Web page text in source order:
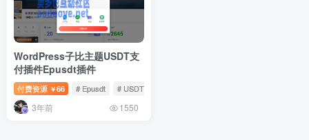
WordPress子比主题USDT支
付插件Epusdt插件
付费资源 ￥66 # Epusdt # USDT
3年前 1550